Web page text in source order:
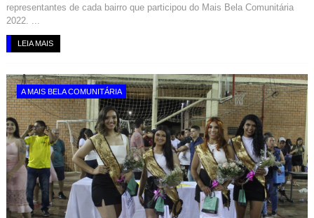
representantes de cada bairro que participou do Mais Bela Comunitária
2022. ...
LEIA MAIS
A MAIS BELA COMUNITÁRIA